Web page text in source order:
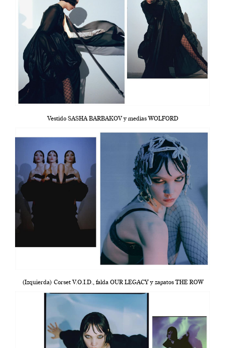
Vestido SASHA BARBAKOV y medias WOLFORD
(Izquierda) Corset V.O.I.D., falda OUR LEGACY y zapatos THE ROW